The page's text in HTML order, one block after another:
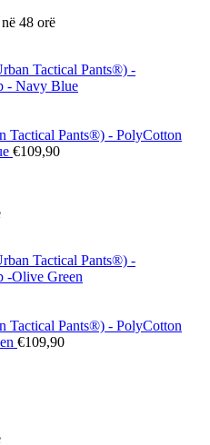
48 orë
Tactical Pants®) - PolyCotton
€109,90
Tactical Pants®) - PolyCotton
€109,90